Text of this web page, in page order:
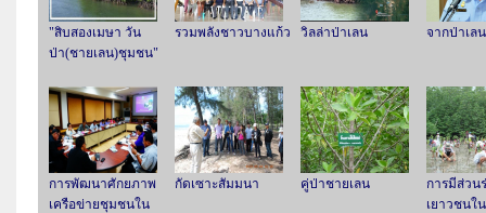
"สิบสองเมษา วัน
ป่า(ชายเลน)ชุมชน"
รวมพลังชาวบางแก้ว วิลล่าป่าเลน จากป่าเล
การพัฒนาศักยภาพ
เครือข่ายชุมชนใน
กัดเซาะสัมมนา คู่ป่าชายเลน
การมีส่วน
เยาวชนใ